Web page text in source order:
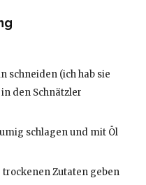
schneiden (ich hab sie
den Schnätzler
schlagen und mit Öl
trockenen Zutaten geben